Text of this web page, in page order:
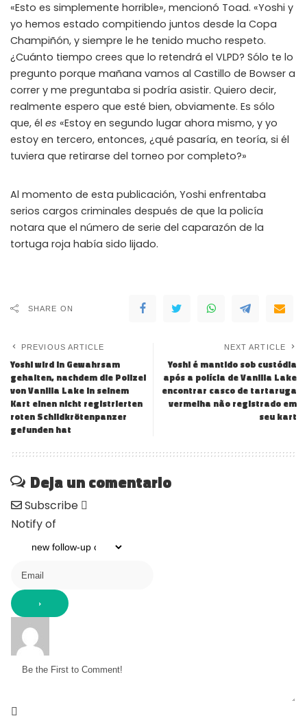
«Esto es simplemente horrible», mencionó Toad. «Yoshi y
yo hemos estado compitiendo juntos desde la Copa
Champiñón, y siempre le he tenido mucho respeto.
¿Cuánto tiempo crees que lo retendrá el VLPD? Sólo te lo
pregunto porque mañana vamos al Castillo de Bowser a
correr y me preguntaba si podría asistir. Quiero decir,
realmente espero que esté bien, obviamente. Es sólo
que, él es «Estoy en segundo lugar ahora mismo, y yo
estoy en tercero, entonces, ¿qué pasaría, en teoría, si él
tuviera que retirarse del torneo por completo?»
Al momento de esta publicación, Yoshi enfrentaba
serios cargos criminales después de que la policía
notara que el número de serie del caparazón de la
tortuga roja había sido lijado.
SHARE ON
PREVIOUS ARTICLE
Yoshi wird in Gewahrsam
gehalten, nachdem die Polizei
von Vanilla Lake in seinem
Kart einen nicht registrierten
roten Schildkrötenpanzer
gefunden hat
NEXT ARTICLE
Yoshi é mantido sob custódia
após a polícia de Vanilla Lake
encontrar casco de tartaruga
vermelha não registrado em
seu kart
Deja un comentario
Subscribe
Notify of